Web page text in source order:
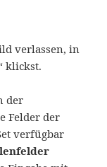
verlassen, in
klickst.
der
Felder der
verfügbar